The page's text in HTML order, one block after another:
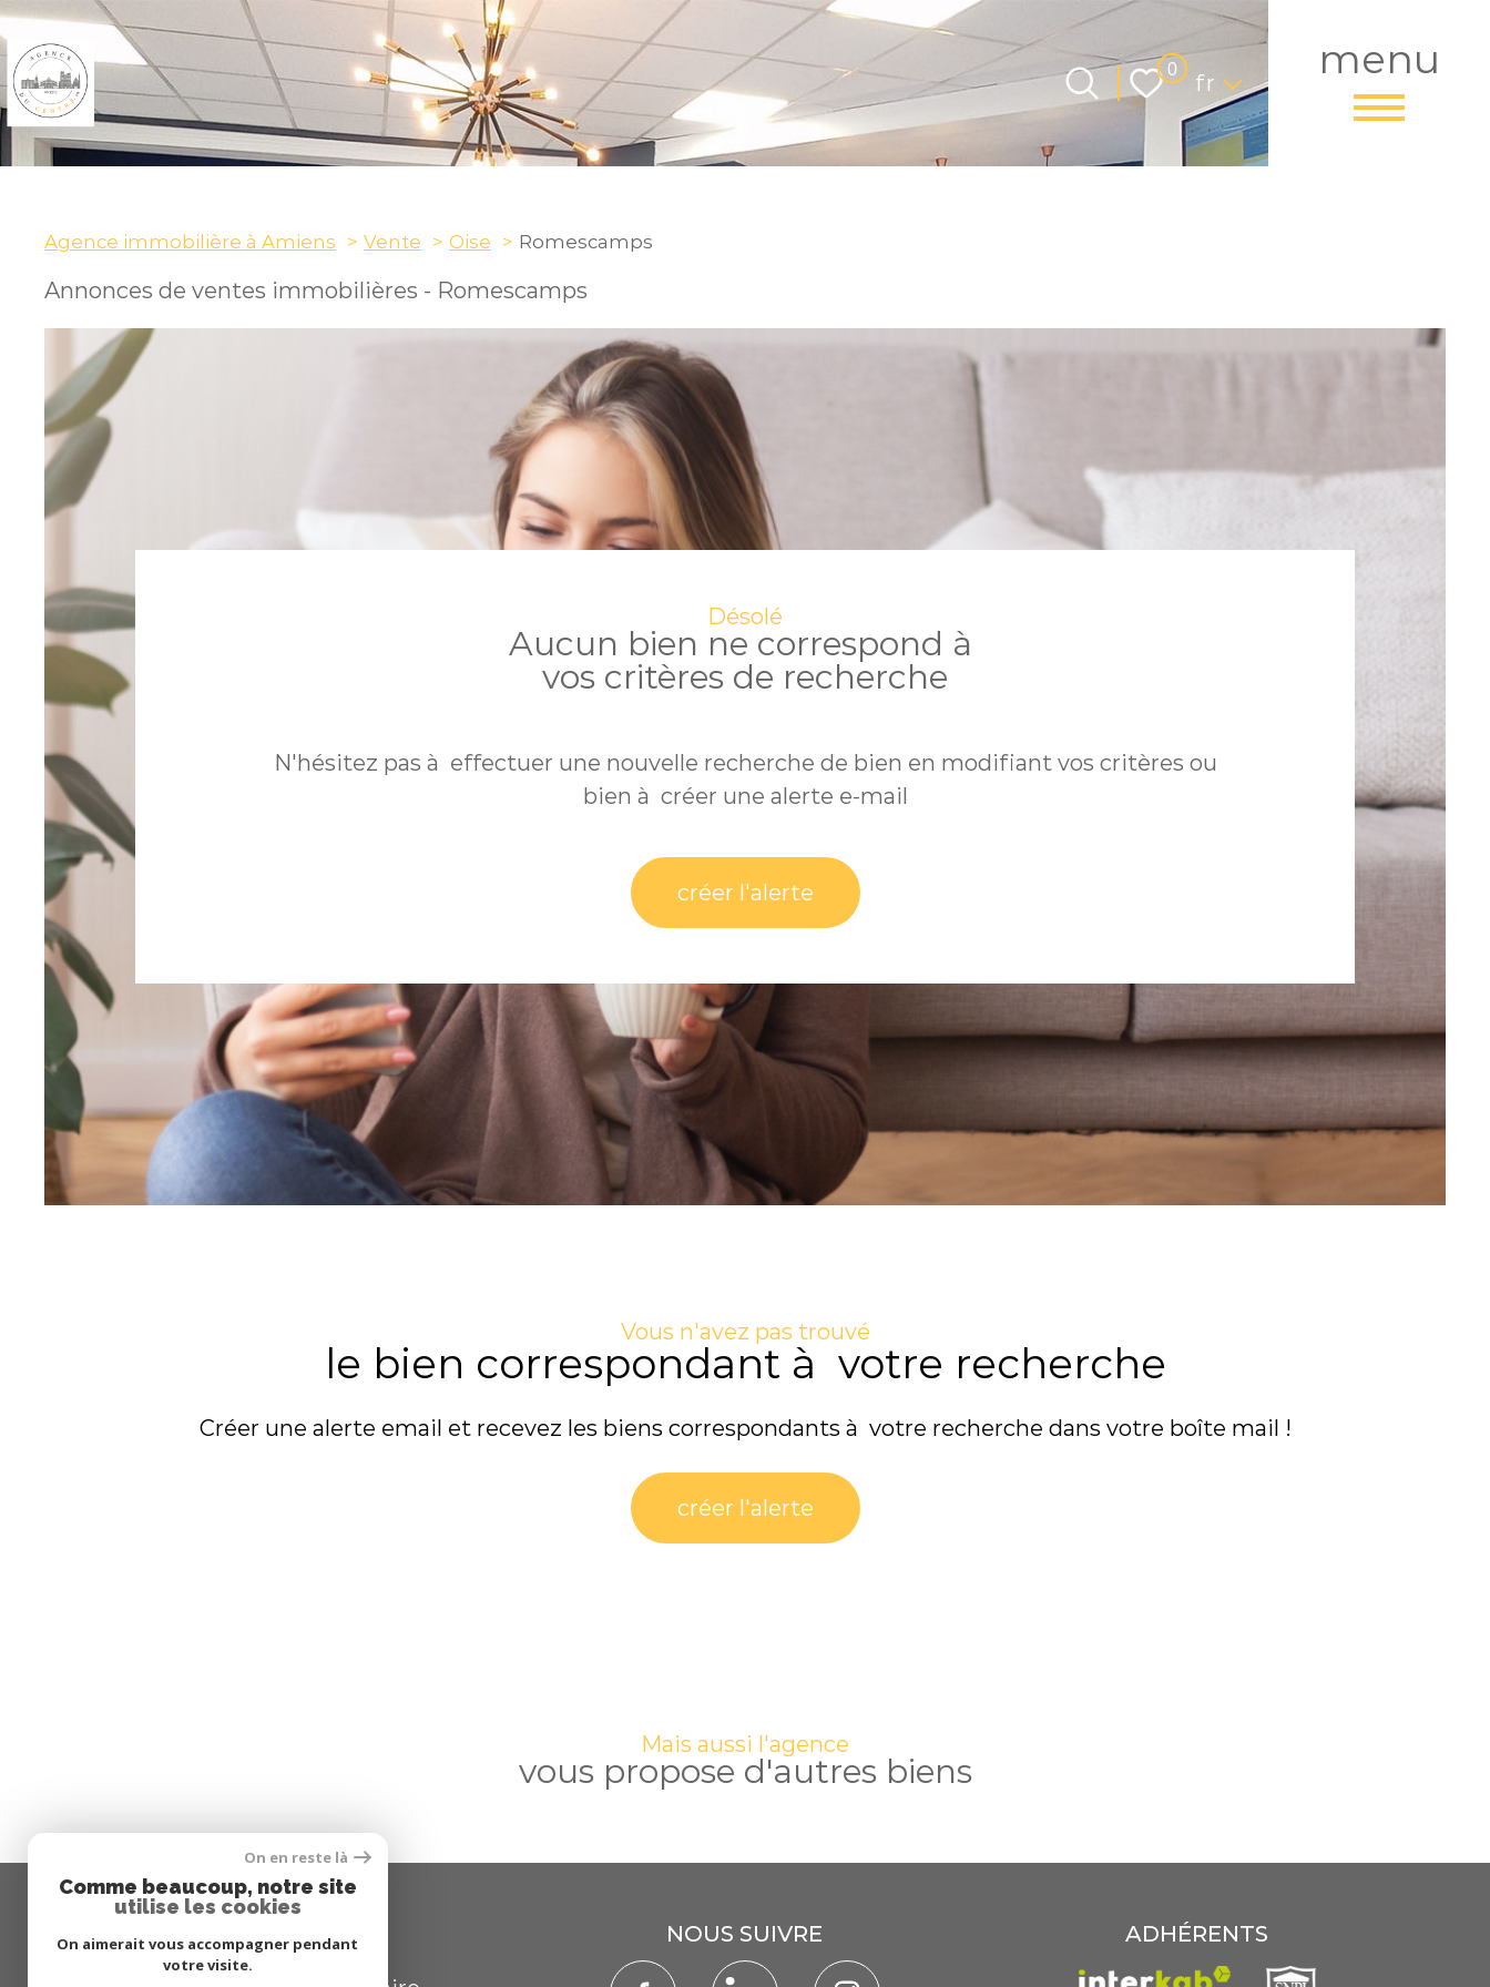
menu
0 Langue
fr
Agence immobilière à Amiens Vente Oise Romescamps
Annonces de ventes immobilières - Romescamps
Désolé
Aucun bien ne correspond à
vos critères de recherche
N'hésitez pas à effectuer une nouvelle recherche de bien en modifiant vos critères ou
bien à créer une alerte e-mail
créer l'alerte
Vous n'avez pas trouvé
le bien correspondant à votre recherche
Créer une alerte email et recevez les biens correspondants à votre recherche dans votre boîte mail !
créer l'alerte
Mais aussi l'agence
vous propose d'autres biens
SE CONNECTER NOUS SUIVRE ADHÉRENTS
On en reste là
Comme beaucoup, notre site
utilise les cookies
On aimerait vous accompagner pendant
votre visite.